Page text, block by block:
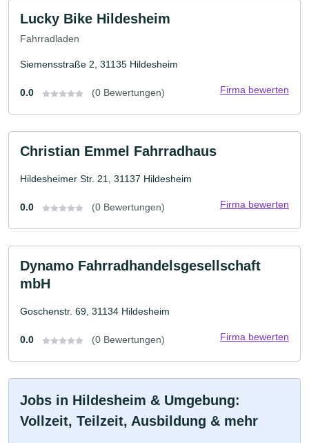
Lucky Bike Hildesheim
Fahrradladen
Siemensstraße 2, 31135 Hildesheim
0.0 (0 Bewertungen) Firma bewerten
Christian Emmel Fahrradhaus
Hildesheimer Str. 21, 31137 Hildesheim
0.0 (0 Bewertungen) Firma bewerten
Dynamo Fahrradhandelsgesellschaft
mbH
Goschenstr. 69, 31134 Hildesheim
0.0 (0 Bewertungen) Firma bewerten
Jobs in Hildesheim & Umgebung:
Vollzeit, Teilzeit, Ausbildung & mehr